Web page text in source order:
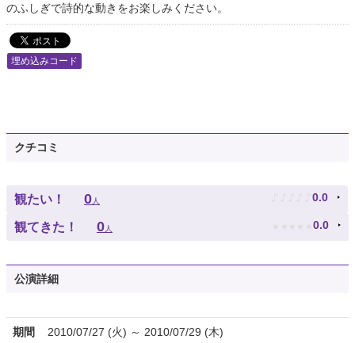
のふしぎで詩的な動きをお楽しみください。
埋め込みコード
クチコミ
観たい！ 0人 ♪ ♪ ♪ ♪ ♪ 0.0
観てきた！ 0人 ★ ★ ★ ★ ★ 0.0
公演詳細
期間 2010/07/27 (火) ～ 2010/07/29 (木)